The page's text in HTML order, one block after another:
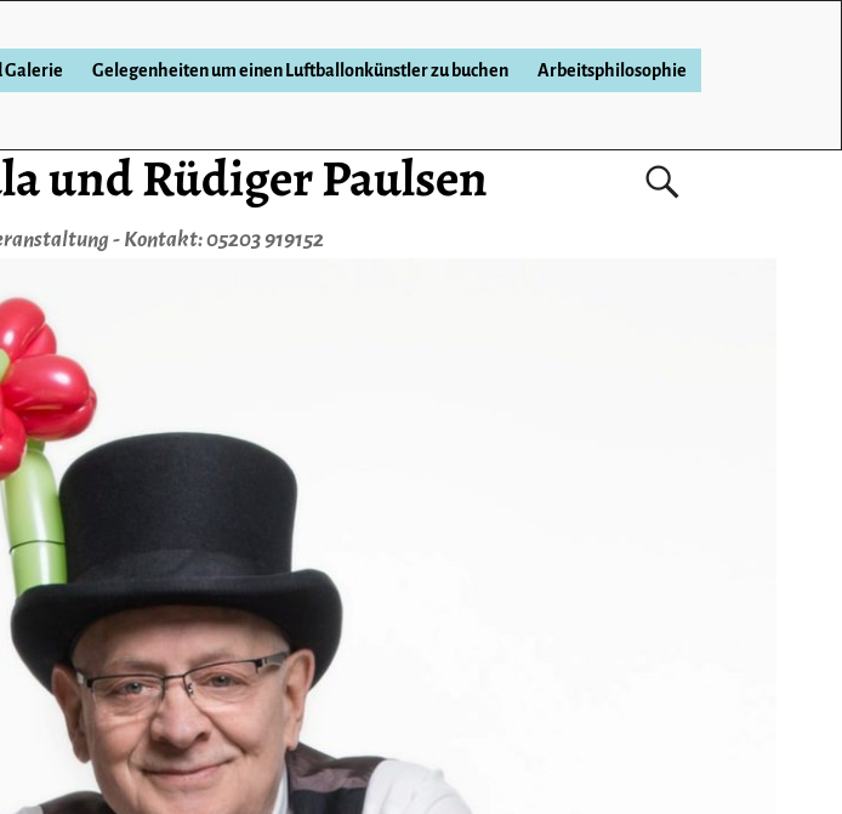
und Rüdiger Paulsen
- Kontakt: 05203 919152
Galerie Gelegenheiten um einen Luftballonkünstler zu buchen Arbeitsphilosophie